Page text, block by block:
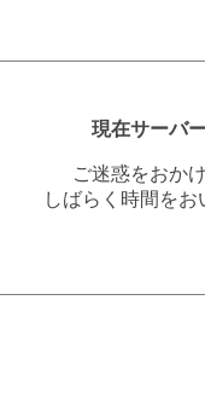
現在サーバ
ご迷惑をおか
しばらく時間を